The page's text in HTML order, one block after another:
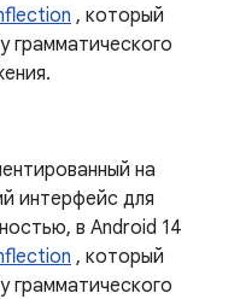
, который
грамматического
на
интерфейс для
в Android 14
, который
грамматического